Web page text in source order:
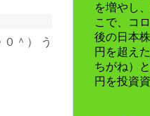
＾） う
を増やし
こで、コ
後の日本
円を超え
ちがね）
円を投資